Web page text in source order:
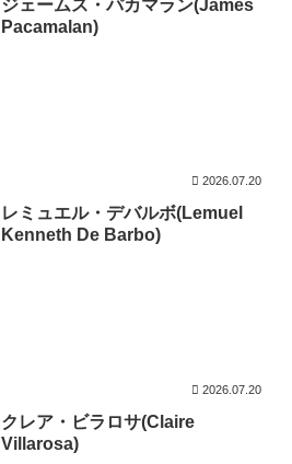
ジェームス・パカマラン(James
Pacamalan)
2026.07.20
レミュエル・デバルボ(Lemuel
Kenneth De Barbo)
2026.07.20
クレア・ビラロサ(Claire
Villarosa)